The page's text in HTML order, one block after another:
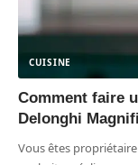
CUISINE
Comment faire
Delonghi
Vous êtes